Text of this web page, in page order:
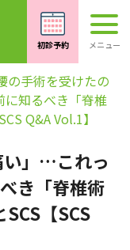
の手術を受けたの
知るべき「脊椎
Q&A Vol.1】
い」…これっ
き「脊椎術
【SCS